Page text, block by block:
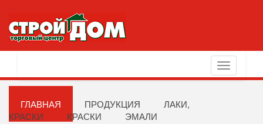
Toggle
navigation
ГЛАВНАЯ ПРОДУКЦИЯ
ЛАКИ,
КРАСКИ
КРАСКИ ЭМАЛИ